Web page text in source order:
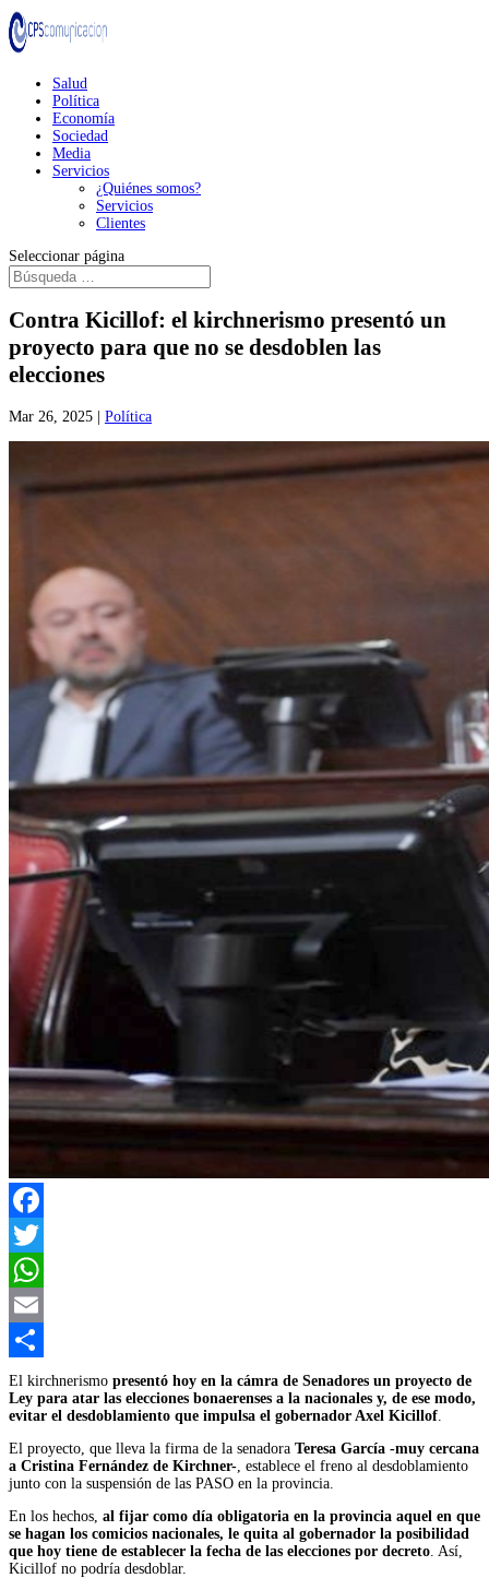
Salud
Política
Economía
Sociedad
Media
Servicios
¿Quiénes somos?
Servicios
Clientes
Seleccionar página
Contra Kicillof: el kirchnerismo presentó un
proyecto para que no se desdoblen las
elecciones
Mar 26, 2025 Política
Facebook
Twitter
WhatsApp
Email
Compartir
El kirchnerismo presentó hoy en la cámra de Senadores un proyecto de
Ley para atar las elecciones bonaerenses a la nacionales y, de ese modo,
evitar el desdoblamiento que impulsa el gobernador Axel Kicillof
El proyecto, que lleva la firma de la senadora Teresa García -muy cercana
a Cristina Fernández de Kirchner- , establece el freno al desdoblamiento
junto con la suspensión de las PASO en la provincia.
En los hechos, al fijar como día obligatoria en la provincia aquel en que
se hagan los comicios nacionales, le quita al gobernador la posibilidad
que hoy tiene de establecer la fecha de las elecciones por decreto . Así,
Kicillof no podría desdoblar.